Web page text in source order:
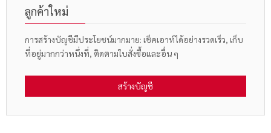
ลูกค้าใหม่
การสร้างบัญชีมีประโยชน์มากมาย: เช็คเอาท์ได้อย่างรวดเร็ว, เก็บ
ที่อยู่มากกว่าหนึ่งที่, ติดตามใบสั่งซื้อและอื่น ๆ
สร้างบัญชี